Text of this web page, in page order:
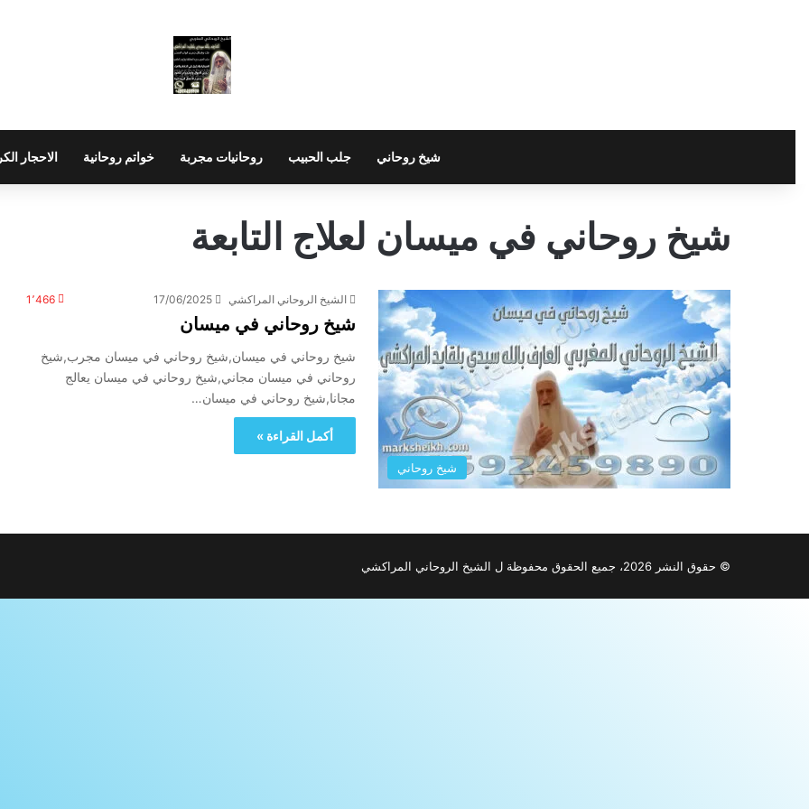
شيخ روحاني جلب الحبيب روحانيات مجربة خواتم روحانية الاحجار
شيخ روحاني في ميسان لعلاج التابعة
شيخ روحاني
الشيخ الروحاني المراكشي 17/06/2025 1٬466
شيخ روحاني في ميسان
شيخ روحاني في ميسان,شيخ روحاني في ميسان مجرب,شيخ
روحاني في ميسان مجاني,شيخ روحاني في ميسان يعالج
مجانا,شيخ روحاني في ميسان…
أكمل القراءة »
© حقوق النشر 2026، جميع الحقوق محفوظة ل الشيخ الروحاني المراكشي